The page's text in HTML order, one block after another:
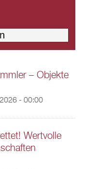
– Objekte
- 00:00
Wertvolle